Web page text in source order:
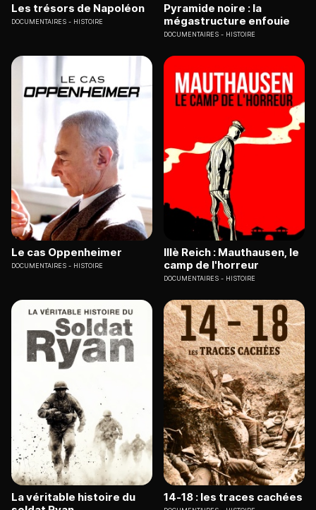
Les trésors de Napoléon
DOCUMENTAIRES HISTOIRE
Pyramide noire : la
mégastructure enfouie
DOCUMENTAIRES HISTOIRE
Le cas Oppenheimer
DOCUMENTAIRES HISTOIRE
IIIè Reich : Mauthausen, le
camp de l'horreur
DOCUMENTAIRES HISTOIRE
La véritable histoire du
14-18 : les traces cachées